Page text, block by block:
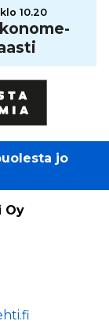
10.20
jo
Oy